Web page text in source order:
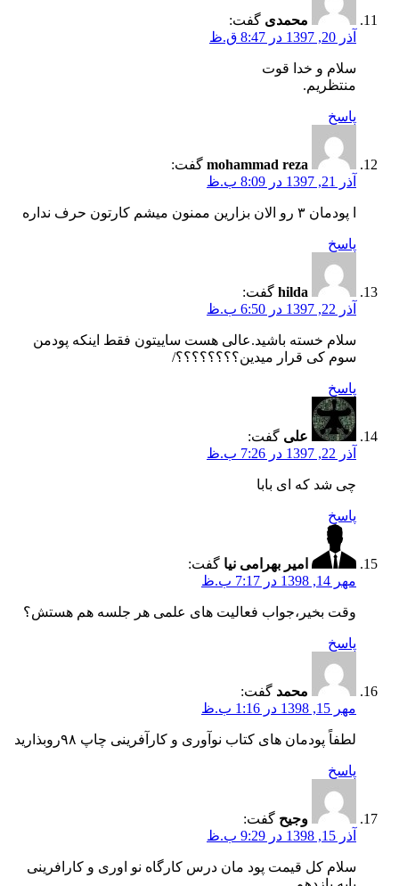
محمدی گفت:
آذر 20, 1397 در 8:47 ق.ظ
سلام و خدا قوت
منتظریم.
پاسخ
mohammad reza گفت:
آذر 21, 1397 در 8:09 ب.ظ
ا پودمان ۳ رو الان بزارین ممنون میشم کارتون حرف نداره
پاسخ
hilda گفت:
آذر 22, 1397 در 6:50 ب.ظ
سلام خسته باشید.عالی هست ساییتون فقط اینکه پودمن
سوم کی قرار میدین؟؟؟؟؟؟؟؟/
پاسخ
علی گفت:
آذر 22, 1397 در 7:26 ب.ظ
چی شد که ای بابا
پاسخ
امیر بهرامی نیا گفت:
مهر 14, 1398 در 7:17 ب.ظ
وقت بخیر،جواب فعالیت های علمی هر جلسه هم هستش؟
پاسخ
محمد گفت:
مهر 15, 1398 در 1:16 ب.ظ
لطفاً پودمان های کتاب نوآوری و کارآفرینی چاپ ۹۸روبذارید
پاسخ
وجیح گفت:
آذر 15, 1398 در 9:29 ب.ظ
سلام کل قیمت پود مان درس کارگاه نو اوری و کارافرینی